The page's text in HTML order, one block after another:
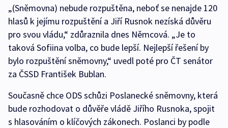
„(Sněmovna) nebude rozpuštěna, neboť se nenajde 120
hlasů k jejímu rozpuštění a Jiří Rusnok nezíská důvěru
pro svou vládu,“ zdůraznila dnes Němcová. „Je to
taková Sofiina volba, co bude lepší. Nejlepší řešení by
bylo rozpuštění sněmovny,“ uvedl poté pro ČT senátor
za ČSSD František Bublan.
Současně chce ODS schůzi Poslanecké sněmovny, která
bude rozhodovat o důvěře vládě Jiřího Rusnoka, spojit
s hlasováním o klíčových zákonech. Poslanci by podle